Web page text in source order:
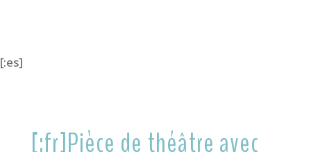
[:es]
[:fr]Pièce de théâtre avec